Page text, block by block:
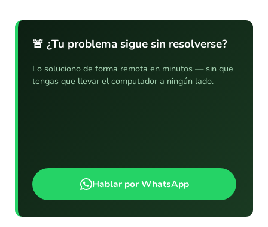
🚨 ¿Tu problema sigue sin resolverse?
Lo soluciono de forma remota en minutos — sin que
tengas que llevar el computador a ningún lado.
Hablar por WhatsApp